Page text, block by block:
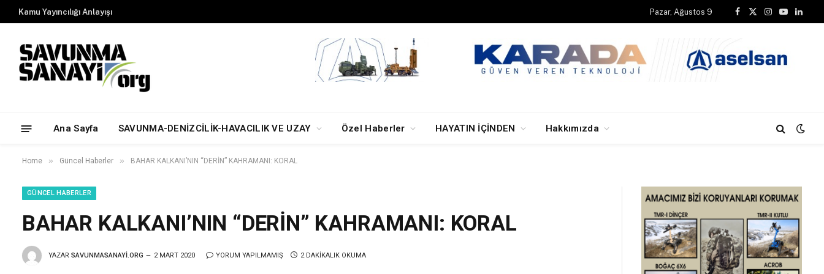
Kamu Yayıncılığı Anlayışı Pazar, Ağustos 9
Facebook
X Instagram
YouTube
Ana Sayfa SAVUNMA-DENİZCİLİK-HAVACILIK VE UZAY Özel Haberler HAYATIN İÇİNDEN Hakkımızda
Home » Güncel Haberler » BAHAR KALKANI’NIN “DERİN” KAHRAMANI: KORAL
GÜNCEL HABERLER
BAHAR KALKANI’NIN “DERİN” KAHRAMANI: KORAL
YAZAR SAVUNMASANAYI.ORG 2 MART 2020 YORUM YAPILMAMIŞ 2 DAKIKALIK OKUMA